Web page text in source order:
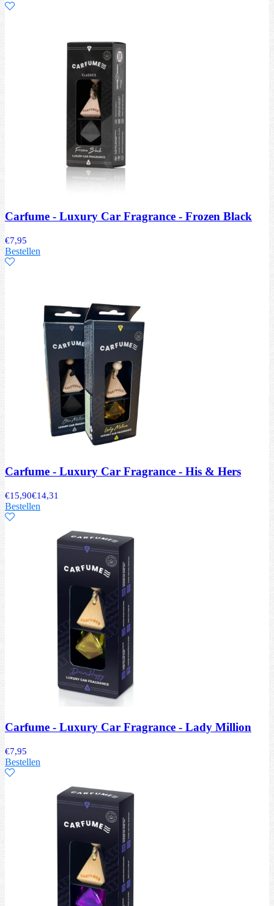
Carfume - Luxury Car Fragrance - Frozen Black
€7,95
Bestellen
Carfume - Luxury Car Fragrance - His & Hers
€15,90€14,31
Bestellen
Carfume - Luxury Car Fragrance - Lady Million
€7,95
Bestellen